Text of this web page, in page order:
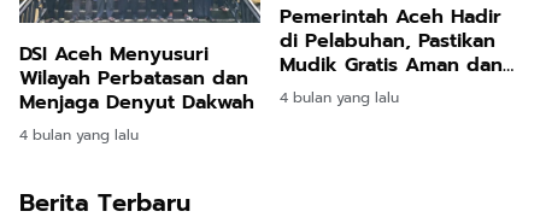
DSI Aceh Menyusuri
Wilayah Perbatasan dan
Menjaga Denyut Dakwah
4 bulan yang lalu
Pemerintah Aceh Hadir
di Pelabuhan, Pastikan
Mudik Gratis Aman dan
Nyaman
4 bulan yang lalu
Berita Terbaru